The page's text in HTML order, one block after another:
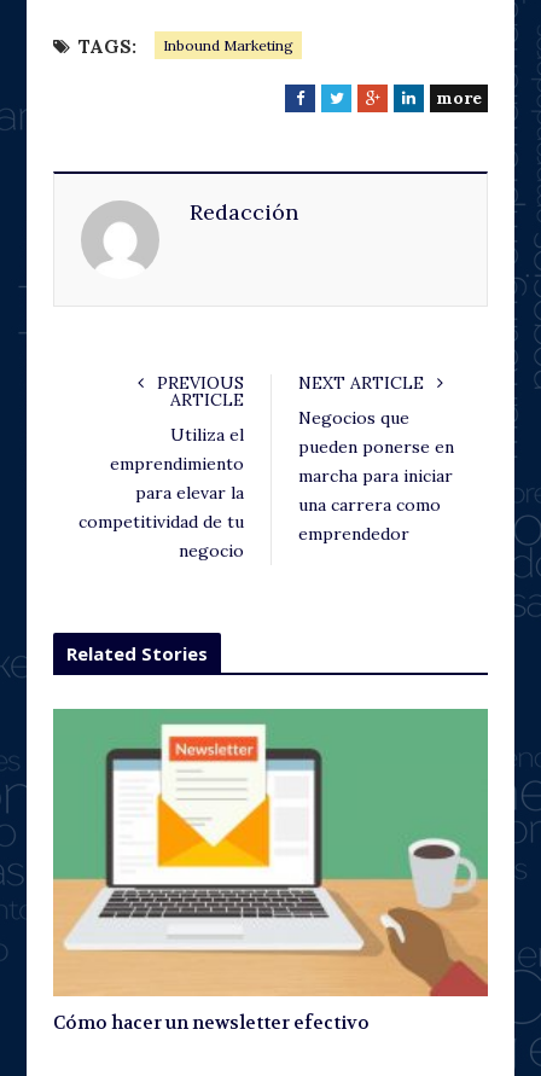
TAGS: Inbound Marketing
F
T
G
L
more
Redacción
PREVIOUS
ARTICLE
Utiliza el
emprendimiento
para elevar la
competitividad de tu
negocio
NEXT ARTICLE
Negocios que
pueden ponerse en
marcha para iniciar
una carrera como
emprendedor
Related Stories
Cómo hacer un newsletter efectivo